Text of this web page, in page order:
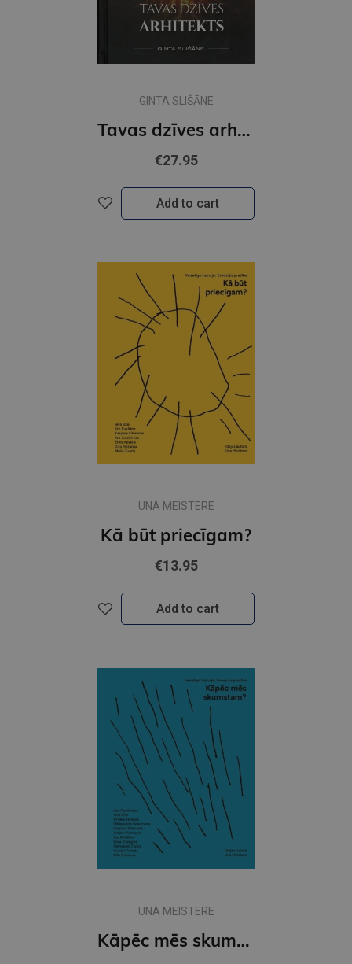
GINTA SLIŠĀNE
Tavas dzīves arhitekts
€27.95
Add to cart
UNA MEISTERE
Kā būt priecīgam?
€13.95
Add to cart
UNA MEISTERE
Kāpēc mēs skumstam?